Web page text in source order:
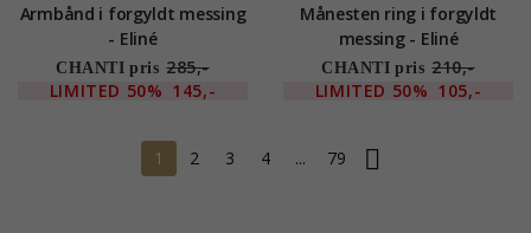
Armbånd i forgyldt messing
- Eliné
CHANTI pris 285,-
LIMITED 50% 145,-
Månesten ring i forgyldt
messing - Eliné
CHANTI pris 210,-
LIMITED 50% 105,-
1 2 3 4 ... 79